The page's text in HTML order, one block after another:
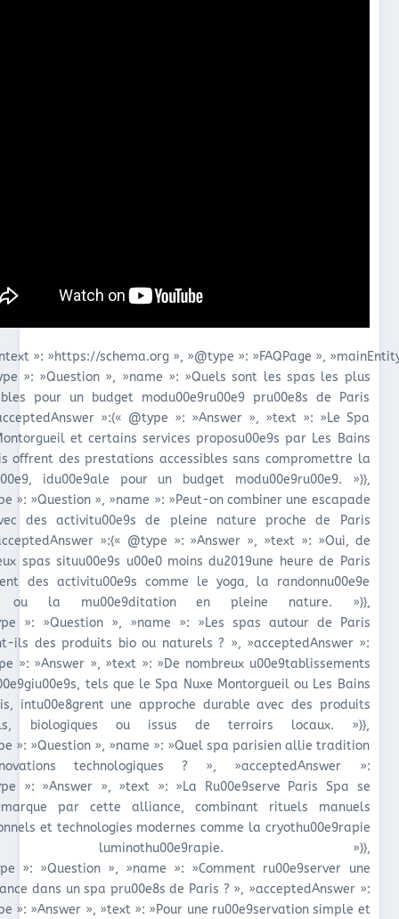
»: »https://schema.org », »@type »: »FAQPage »,
»: »Question », »name »: »Quels sont les spas les plus
pour un budget modu00e9ru00e9 pru00e8s de Paris
»:{« @type »: »Answer », »text »: »Le Spa
et certains services proposu00e9s par Les Bains
offrent des prestations accessibles sans compromettre la
idu00e9ale pour un budget modu00e9ru00e9. »}},
»: »Question », »name »: »Peut-on combiner une escapade
des activitu00e9s de pleine nature proche de Paris
»:{« @type »: »Answer », »text »: »Oui, de
spas situu00e9s u00e0 moins du2019une heure de Paris
des activitu00e9s comme le yoga, la randonnu00e9e
ou la mu00e9ditation en pleine nature. »}},
»: »Question », »name »: »Les spas autour de Paris
ils des produits bio ou naturels ? », »acceptedAnswer »:
»: »Answer », »text »: »De nombreux u00e9tablissements
tels que le Spa Nuxe Montorgueil ou Les Bains
intu00e8grent une approche durable avec des produits
biologiques ou issus de terroirs locaux. »}},
»: »Question », »name »: »Quel spa parisien allie tradition
technologiques ? », »acceptedAnswer »:
»: »Answer », »text »: »La Ru00e9serve Paris Spa se
par cette alliance, combinant rituels manuels
et technologies modernes comme la cryothu00e9rapie
»}},
»: »Question », »name »: »Comment ru00e9server une
dans un spa pru00e8s de Paris ? », »acceptedAnswer »:
»: »Answer », »text »: »Pour une ru00e9servation simple et